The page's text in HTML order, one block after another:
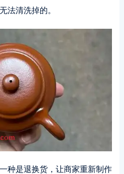
法清洗掉的。
种是退换货，让商家重新制作